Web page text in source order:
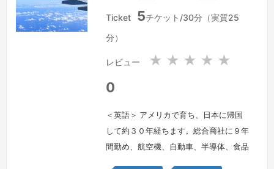
本
本
Ticket 5チケット/30分（実質25
分）
レビュー ★ ★ ★ ★ ★
0
＜英語＞ アメリカで育ち、日本に帰国
して約３０年経ちます。総合商社に９年
間勤め、航空機、自動車、半導体、食品